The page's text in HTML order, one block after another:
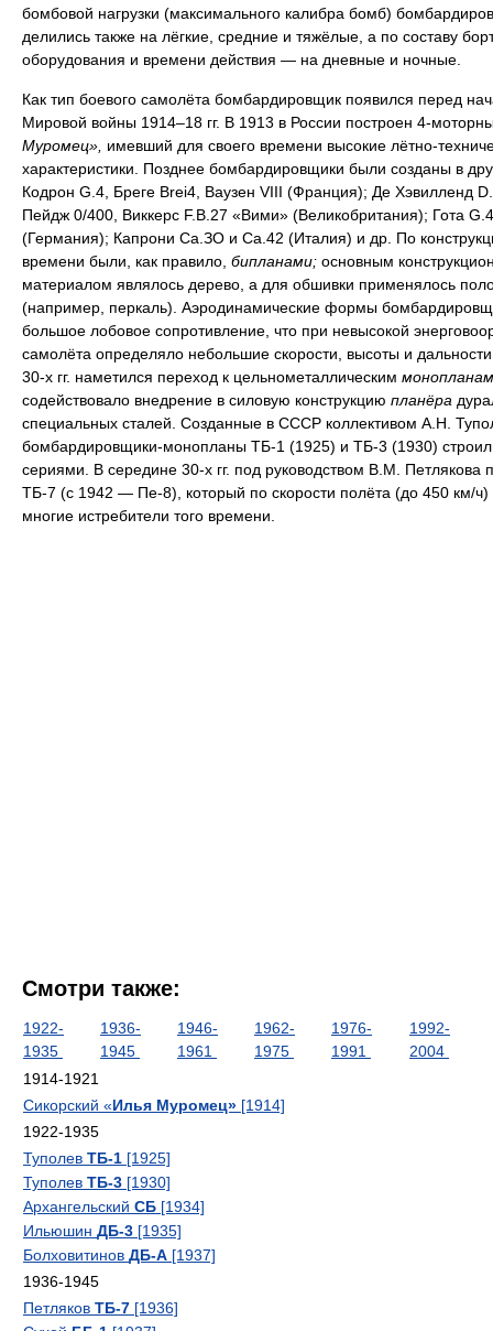
бомбовой нагрузки (максимального калибра бомб)
делились также на лёгкие, средние и тяжёлые, а по составу
оборудования и времени действия — на дневные и ночные.
Как тип боевого самолёта бомбардировщик появился перед
Мировой войны 1914–18 гг. В 1913 в России построен 4-
Муромец», имевший для своего времени высокие лётно-
характеристики. Позднее бомбардировщики были созданы в
Кодрон G.4, Бреге Brei4, Ваузен VIII (Франция); Де Хэвилленд
Пейдж 0/400, Виккерс F.B.27 «Вими» (Великобритания); Гота
(Германия); Капрони Са.ЗО и Са.42 (Италия) и др. По
времени были, как правило, бипланами; основным
материалом являлось дерево, а для обшивки применялось
(например, перкаль). Аэродинамические формы
большое лобовое сопротивление, что при невысокой
самолёта определяло небольшие скорости, высоты и
30-х гг. наметился переход к цельнометаллическим
содействовало внедрение в силовую конструкцию планёра
специальных сталей. Созданные в СССР коллективом А.Н.
бомбардировщики-монопланы ТБ-1 (1925) и ТБ-3 (1930)
сериями. В середине 30-х гг. под руководством В.М. Петлякова
ТБ-7 (с 1942 — Пе-8), который по скорости полёта (до 450 км/ч)
многие истребители того времени.
Смотри также:
1922-
1935
1936-
1945
1946-
1961
1962-
1975
1976-
1991
1992-
2004
1914-1921
Сикорский «Илья Муромец» [1914]
1922-1935
Туполев ТБ-1 [1925]
Туполев ТБ-3 [1930]
Архангельский СБ [1934]
Ильюшин ДБ-3 [1935]
Болховитинов ДБ-А [1937]
1936-1945
Петляков ТБ-7 [1936]